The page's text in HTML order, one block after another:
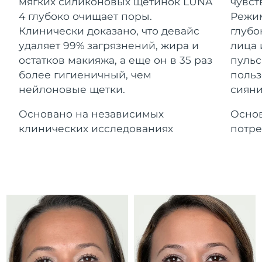
4 глубоко очищает поры.
Клинически доказано, что девайс
удаляет 99% загрязнений, жира и
остатков макияжа, а еще он в 35 раз
более гигиеничный, чем
нейлоновые щетки.
Основано на независимых
клинических исследованиях
лица
For healthy hair
Косметика Для мужчин
Купить
Гибралтар
Ожидаемая дата доставки
8/12/26
Греция
Ожидаемая дата доставки
Гонконг (САР)
Ожидаемая дата доставки
8/9/26
Венгрия
Ожидаемая дата доставки
Ирландия
Ожидаемая дата доставки
8/8/26
о-в Мэн
Ожидаемая дата доставки